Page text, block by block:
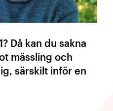
Då kan du sakna
mässling och
särskilt inför en